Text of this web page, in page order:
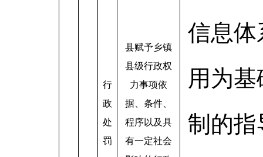
信息体
用为
制的指
行
政
处
罚
县赋予乡镇
县级行政权
力事项依
据、条件、
程序以及具
有一定社会